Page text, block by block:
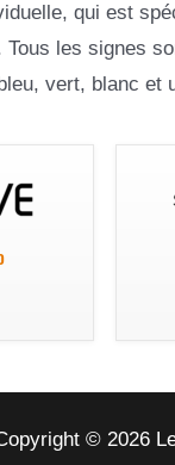
qui est
les signes
vert, blanc et
© 2026